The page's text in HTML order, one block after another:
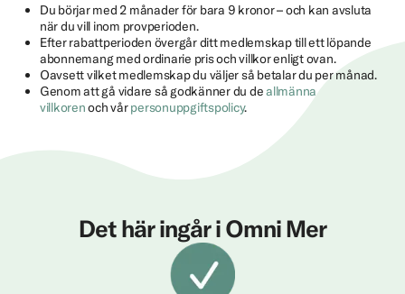
Du börjar med 2 månader för bara 9 kronor – och kan avsluta
när du vill inom provperioden.
Efter rabattperioden övergår ditt medlemskap till ett löpande
abonnemang med ordinarie pris och villkor enligt ovan.
Oavsett vilket medlemskap du väljer så betalar du per månad.
Genom att gå vidare så godkänner du deallmänna
villkorenoch vårpersonuppgiftspolicy.
Det här ingår i Omni Mer